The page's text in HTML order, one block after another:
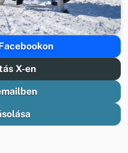
X-en